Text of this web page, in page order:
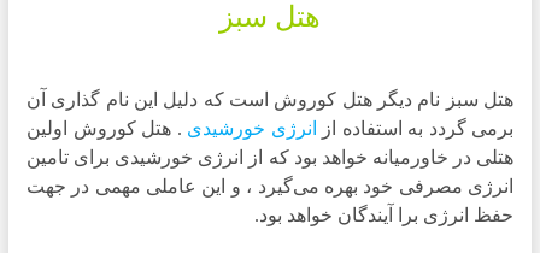
هتل سبز
هتل سبز نام دیگر هتل کوروش است که دلیل این نام گذاری آن
برمی گردد به استفاده از
انرژی خورشیدی . هتل کوروش اولین
هتلی در خاورمیانه خواهد بود که از انرژی خورشیدی برای تامین
انرژی مصرفی خود بهره می‌گیرد ، و این عاملی مهمی در جهت
حفظ انرژی برا آیندگان خواهد بود.